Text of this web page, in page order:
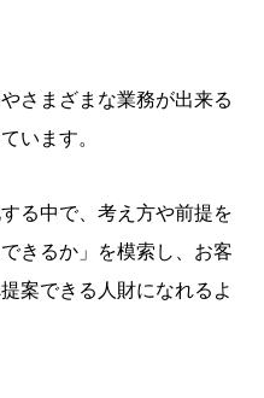
さまざまな業務が出来る
います。
る中で、考え方や前提を
きるか」を模索し、お客
案できる人財になれるよ